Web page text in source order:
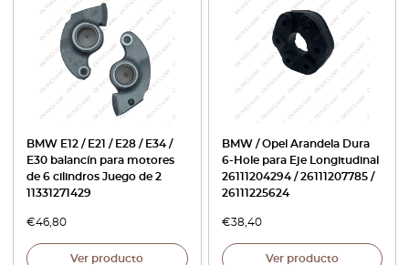
BMW E12 / E21 / E28 / E34 /
E30 balancín para motores
de 6 cilindros Juego de 2
11331271429
€46,80
Ver producto
BMW / Opel Arandela Dura
6-Hole para Eje Longitudinal
26111204294 / 26111207785 /
26111225624
€38,40
Ver producto